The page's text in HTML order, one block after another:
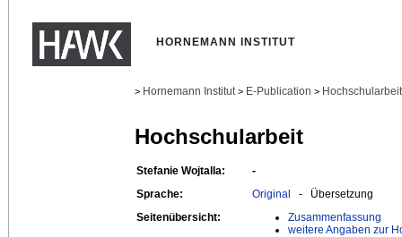
HORNEMANN INSTITUT
> Hornemann Institut > E-Publication >
Hochschularbeit
Stefanie Wojtalla:
-
Sprache:
Original - Übersetzung
Seitenübersicht:
Zusammenfassung
weitere Angaben zur